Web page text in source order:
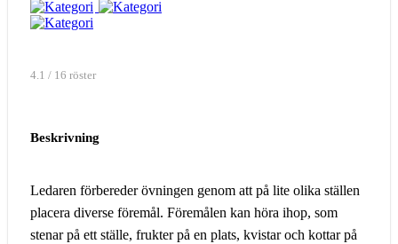
4.1 / 16 röster
Beskrivning
Ledaren förbereder övningen genom att på lite olika ställen
placera diverse föremål. Föremålen kan höra ihop, som
stenar på ett ställe, frukter på en plats, kvistar och kottar på